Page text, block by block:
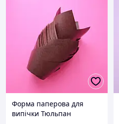
Форма паперова для
випічки Тюльпан